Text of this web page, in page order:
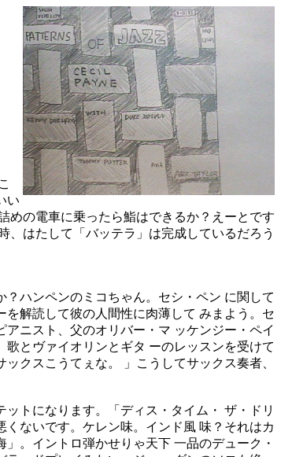
い
めの電車に乗ったら鮨はできるか？えーとです
はたして「バッテラ」は完成しているだろう
ハンペンのミコちゃん。セシ・ペン に関して
解読して彼の人間性に肉薄して みまよう。セ
ニスト、父のオリバー・マ ッケンジー・ペイ
とヴァイオリンとギタ ーのレッスンを受けて
クスこうてぇな。 」こうしてサックス奏者、
トになります。「ディス・タイム・ ザ・ドリ
ないです。ケレン味。インド風 味？それはカ
。イントロ弾かせりゃ天下 一品のデューク・